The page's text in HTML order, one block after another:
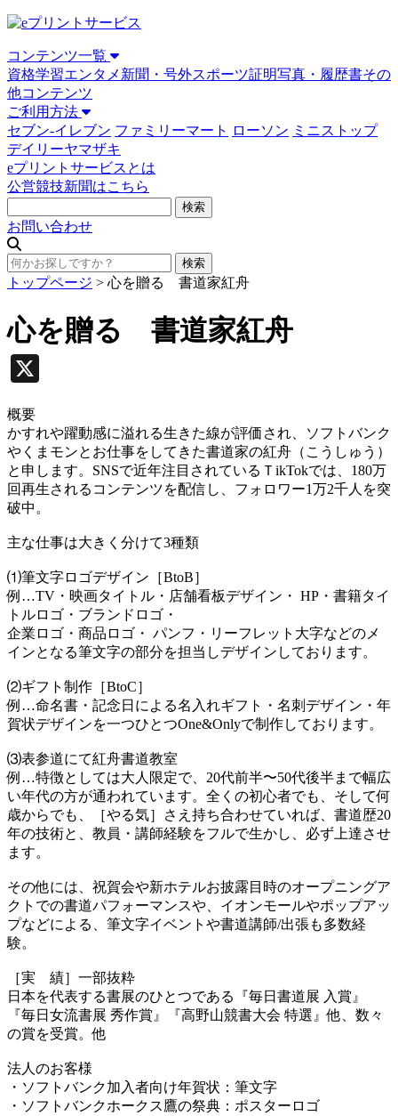
コンテンツ一覧
資格学習エンタメ 新聞・号外スポーツ証明写真・履歴書その
他コンテンツ
ご利用方法
セブン-イレブン ファミリーマート ローソン ミニストップ
デイリーヤマザキ
eプリントサービスとは
公営競技新聞はこちら
お問い合わせ
トップページ > 心を贈る 書道家紅舟
心を贈る 書道家紅舟
概要
かすれや躍動感に溢れる生きた線が評価され、ソフトバンク
やくまモンとお仕事をしてきた書道家の紅舟（こうしゅう）
と申します。SNSで近年注目されているＴikTokでは、180万
回再生されるコンテンツを配信し、フォロワー1万2千人を突
破中。
主な仕事は大きく分けて3種類
⑴筆文字ロゴデザイン［BtoB］
例…TV・映画タイトル・店舗看板デザイン・ HP・書籍タイ
トルロゴ・ブランドロゴ・
企業ロゴ・商品ロゴ・ パンフ・リーフレット大字などのメ
インとなる筆文字の部分を担当しデザインしております。
⑵ギフト制作［BtoC］
例…命名書・記念日による名入れギフト・名刺デザイン・年
賀状デザインを一つひとつOne&Onlyで制作しております。
⑶表参道にて紅舟書道教室
例…特徴としては大人限定で、20代前半〜50代後半まで幅広
い年代の方が通われています。全くの初心者でも、そして何
歳からでも、［やる気］さえ持ち合わせていれば、書道歴20
年の技術と、教員・講師経験をフルで生かし、必ず上達させ
ます。
その他には、祝賀会や新ホテルお披露目時のオープニングア
クトでの書道パフォーマンスや、イオンモールやポップアッ
プなどによる、筆文字イベントや書道講師/出張も多数経
験。
［実 績］一部抜粋
日本を代表する書展のひとつである『毎日書道展 入賞』
『毎日女流書展 秀作賞』『高野山競書大会 特選』他、数々
の賞を受賞。他
法人のお客様
・ソフトバンク加入者向け年賀状：筆文字
・ソフトバンクホークス鷹の祭典：ポスターロゴ